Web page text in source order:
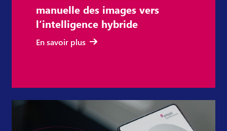
manuelle des images vers
l’intelligence hybride
En savoir plus